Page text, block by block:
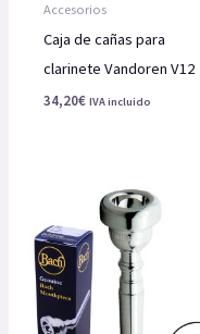
Accesorios
Caja de cañas para
clarinete Vandoren V12
34,20€ IVA incluido